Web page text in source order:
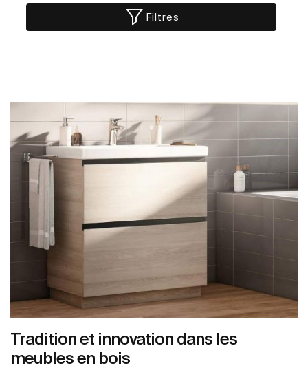
Filtres
Tradition et innovation dans les
meubles en bois